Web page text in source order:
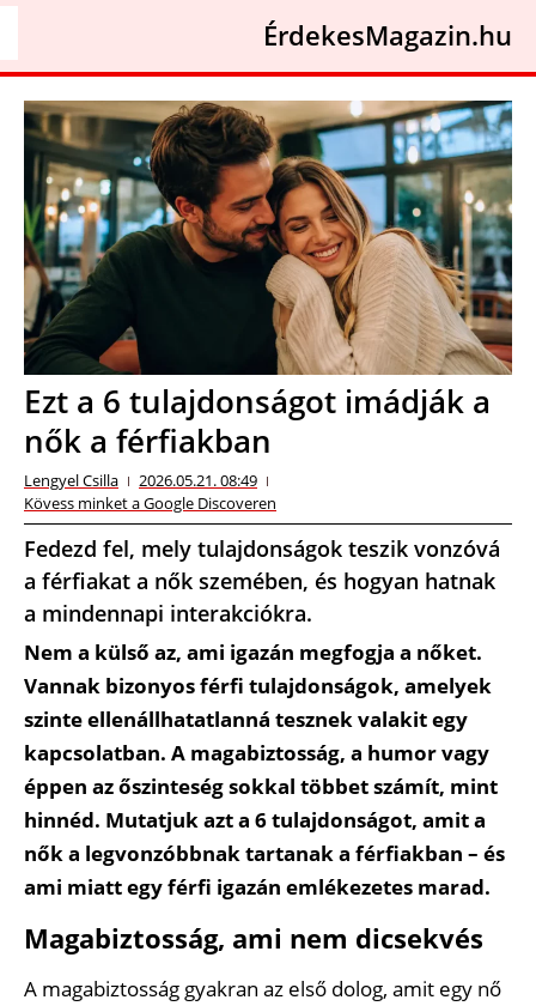
ÉrdekesMagazin.hu
Ezt a 6 tulajdonságot imádják a
nők a férfiakban
Lengyel Csilla
2026.05.21. 08:49
Kövess minket a Google Discoveren
Fedezd fel, mely tulajdonságok teszik vonzóvá
a férfiakat a nők szemében, és hogyan hatnak
a mindennapi interakciókra.
Nem a külső az, ami igazán megfogja a nőket.
Vannak bizonyos férfi tulajdonságok, amelyek
szinte ellenállhatatlanná tesznek valakit egy
kapcsolatban. A magabiztosság, a humor vagy
éppen az őszinteség sokkal többet számít, mint
hinnéd. Mutatjuk azt a 6 tulajdonságot, amit a
nők a legvonzóbbnak tartanak a férfiakban – és
ami miatt egy férfi igazán emlékezetes marad.
Magabiztosság, ami nem dicsekvés
A magabiztosság gyakran az első dolog, amit egy nő